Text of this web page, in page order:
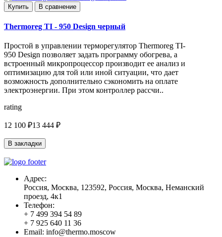
Купить В сравнение
Thermoreg TI - 950 Design черный
Простой в управлении терморегулятор Thermoreg TI-
950 Design позволяет задать программу обогрева, а
встроенный микропроцессор производит ее анализ и
оптимизацию для той или иной ситуации, что дает
возможность дополнительно сэкономить на оплате
электроэнергии. При этом контроллер рассчи..
rating
12 100 ₽13 444 ₽
В закладки
Адрес:
Россия, Москва, 123592, Россия, Москва, Неманский
проезд, 4к1
Телефон:
+ 7 499 394 54 89
+ 7 925 640 11 36
Email: info@thermo.moscow